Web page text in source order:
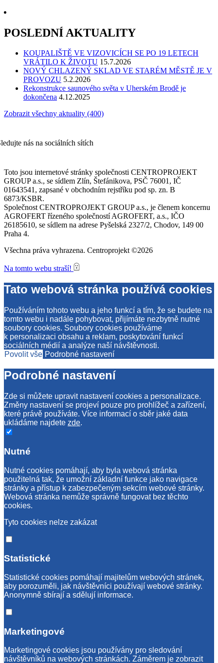
POSLEDNÍ AKTUALITY
KOUPALIŠTĚ VE VIZOVICÍCH SE PO 19 LETECH
VRÁTILO K ŽIVOTU 15.7.2026
NOVÝ CHLAZENÝ SKLAD VE STARÉM MĚSTĚ JE V
PROVOZU 5.2.2026
Rekonstrukce saunového světa v Uherském Brodě je
dokončena 4.12.2025
Zobrazit všechny aktuality (400)
nás na sociálních sítích
Toto jsou internetové stránky společnosti CENTROPROJEKT
GROUP a.s., se sídlem Zlín, Štefánikova, PSČ 76001, IČ
01643541, zapsané v obchodním rejstříku pod sp. zn. B
6873/KSBR.
Společnost CENTROPROJEKT GROUP a.s., je členem koncernu
AGROFERT řízeného společností AGROFERT, a.s., IČO
26185610, se sídlem na adrese Pyšelská 2327/2, Chodov, 149 00
Praha 4.
Všechna práva vyhrazena. Centroprojekt ©2026
Na tomto webu straší!
Tato webová stránka používá cookies
Používáním tohoto webu a jeho funkcí a tím, že se budete na
tomto webu i nadále pohybovat, přijímáte nezbytně nutné
soubory cookies. Soubory cookies používáme
k personalizaci obsahu a reklam, poskytování funkcí
sociálních médií a analýze naší návštěvnosti.
Povolit vše Podrobné nastavení
Podrobné nastavení
Zde si můžete upravit nastavení cookies a personalizace.
Změny nastavení se projeví pouze pro prohlížeč a zařízení,
které právě používáte. Více informací o sběr jaké data
ukládáme najdete zde.
Nutné
Nutné cookies pomáhají, aby byla webová stránka
použitelná tak, že umožní základní funkce jako navigace
stránky a přístup k zabezpečeným sekcím webové stránky.
Webová stránka nemůže správně fungovat bez těchto
cookies.
Tyto cookies nelze zakázat
Statistické
Statistické cookies pomáhají majitelům webových stránek,
aby porozuměli, jak návštěvníci používají webové stránky.
Anonymně sbírají a sdělují informace.
Marketingové
Marketingové cookies jsou používány pro sledování
návštěvníků na webových stránkách. Záměrem je zobrazit